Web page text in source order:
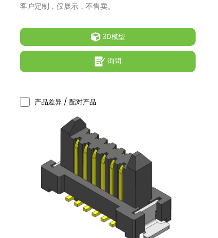
客户定制，仅展示，不售卖。
3D模型
询問
产品差异 / 配对产品